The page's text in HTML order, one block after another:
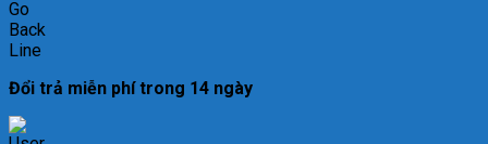
Đổi trả miễn phí trong 14 ngày